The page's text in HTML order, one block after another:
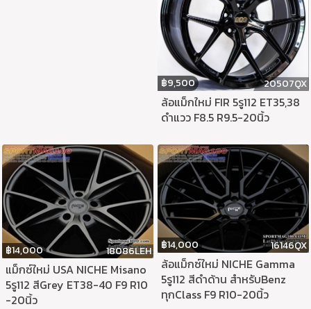
฿9,500 20507QX
ล้อแม็กใหม่ FIR 5รู112 ET35,38
ดำแวว F8.5 R9.5-20นิ้ว
฿14,000 18086LEH
แม็กซ์ใหม่ USA NICHE Misano
5รู112 สีGrey ET38-40 F9 R10
-20นิ้ว
฿14,000 16146QX
ล้อแม็กซ์ใหม่ NICHE Gamma
5รู112 สีดำด้าน สำหรับBenz
ทุกClass F9 R10-20นิ้ว